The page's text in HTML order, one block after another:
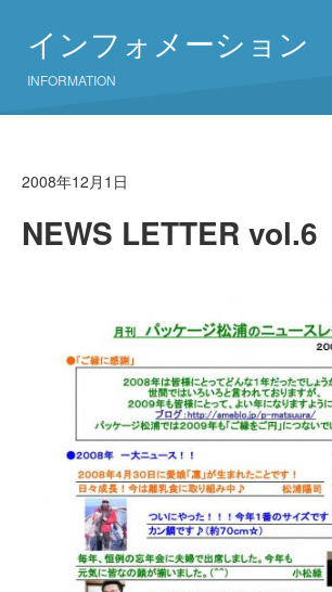
インフォメーション
INFORMATION
2008年12月1日
NEWS LETTER vol.6